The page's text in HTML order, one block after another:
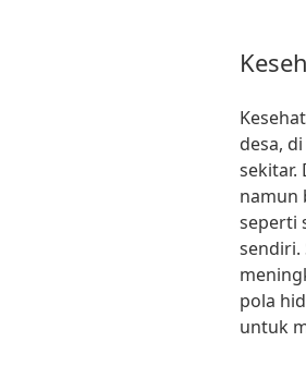
desa,
sekitar.
namun
seperti
sendiri.
pola
untuk